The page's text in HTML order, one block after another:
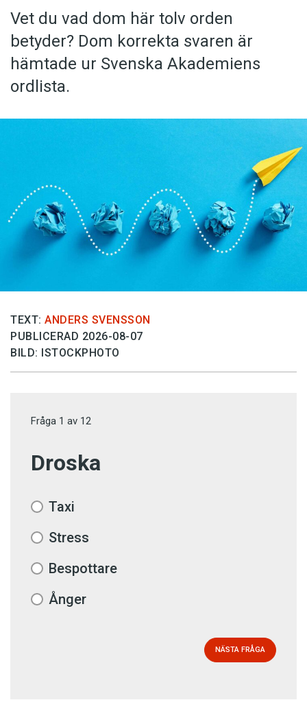
Vet du vad dom här tolv orden
betyder? Dom korrekta svaren är
hämtade ur Svenska Akademiens
ordlista.
TEXT: ANDERS SVENSSON
PUBLICERAD 2026-08-07
BILD: ISTOCKPHOTO
Fråga 1 av 12
Droska
Taxi
Stress
Bespottare
Ånger
NÄSTA FRÅGA